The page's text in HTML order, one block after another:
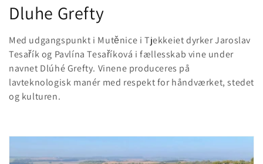
K
o
l
l
e
Dluhe Grefty
Med udgangspunkt i Mutěnice i Tjekkeiet dyrker Jaroslav
Tesařík og Pavlína Tesaříková i fællesskab vine under
navnet Dlúhé Grefty. Vinene produceres på
lavteknologisk manér med respekt for håndværket, stedet
og kulturen.